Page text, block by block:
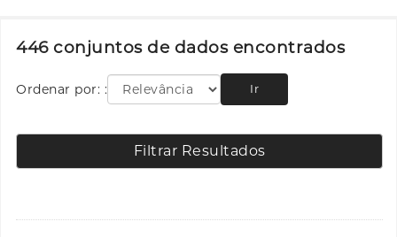
446 conjuntos de dados encontrados
Ordenar por: Ir
Filtrar Resultados